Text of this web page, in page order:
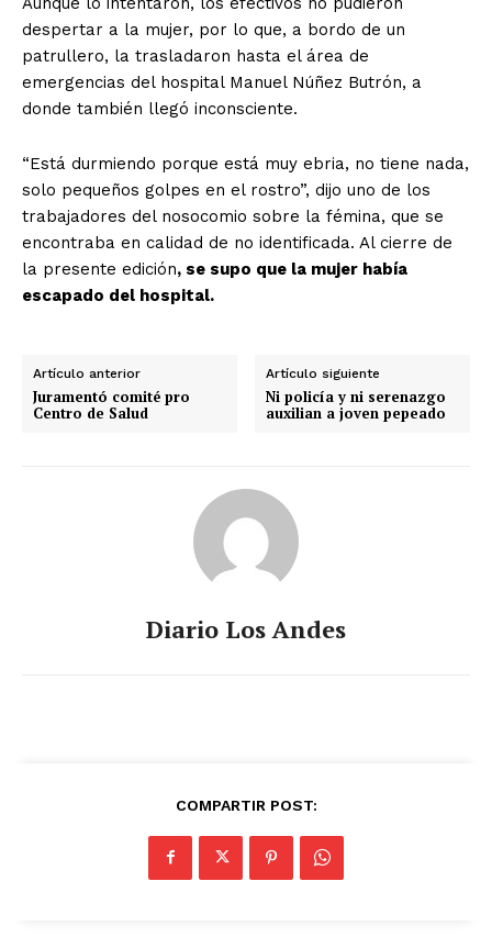
despertar a la mujer, por lo que, a bordo de un
patrullero, la trasladaron hasta el área de
emergencias del hospital Manuel Núñez Butrón, a
donde también llegó inconsciente.
“Está durmiendo porque está muy ebria, no tiene nada,
solo pequeños golpes en el rostro”, dijo uno de los
trabajadores del nosocomio sobre la fémina, que se
encontraba en calidad de no identificada. Al cierre de
la presente edición, se supo que la mujer había
escapado del hospital.
Artículo anterior
Juramentó comité pro
Centro de Salud
Artículo siguiente
Ni policía y ni serenazgo
auxilian a joven pepeado
Diario Los Andes
COMPARTIR POST: